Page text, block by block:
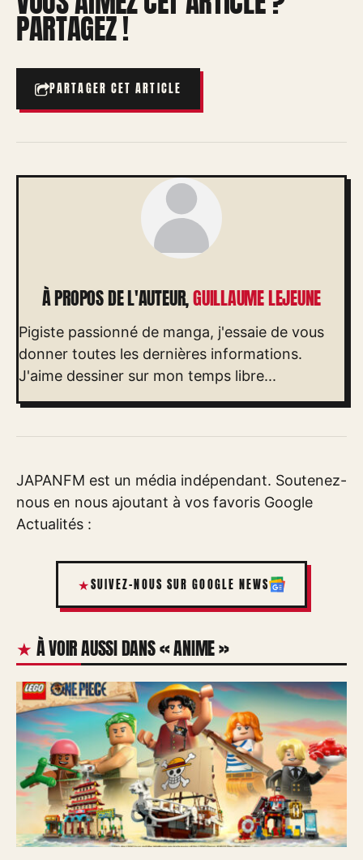
PARTAGEZ !
PARTAGER CET ARTICLE
À PROPOS DE L'AUTEUR,GUILLAUME LEJEUNE
Pigiste passionné de manga, j'essaie de vous
donner toutes les dernières informations.
J'aime dessiner sur mon temps libre...
JAPANFM est un média indépendant. Soutenez-
nous en nous ajoutant à vos favoris Google
Actualités :
SUIVEZ-NOUS SUR GOOGLE NEWS
À VOIR AUSSI DANS « ANIME »